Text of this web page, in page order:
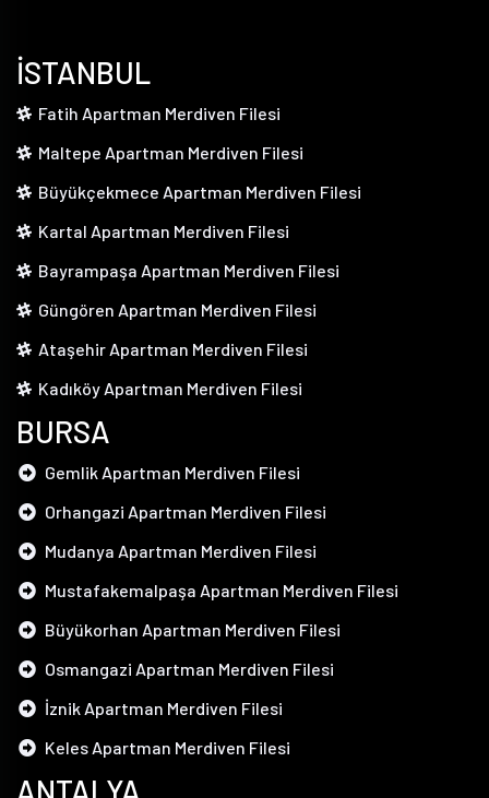
İSTANBUL
Fatih Apartman Merdiven Filesi
Maltepe Apartman Merdiven Filesi
Büyükçekmece Apartman Merdiven Filesi
Kartal Apartman Merdiven Filesi
Bayrampaşa Apartman Merdiven Filesi
Güngören Apartman Merdiven Filesi
Ataşehir Apartman Merdiven Filesi
Kadıköy Apartman Merdiven Filesi
BURSA
Gemlik Apartman Merdiven Filesi
Orhangazi Apartman Merdiven Filesi
Mudanya Apartman Merdiven Filesi
Mustafakemalpaşa Apartman Merdiven Filesi
Büyükorhan Apartman Merdiven Filesi
Osmangazi Apartman Merdiven Filesi
İznik Apartman Merdiven Filesi
Keles Apartman Merdiven Filesi
ANTALYA